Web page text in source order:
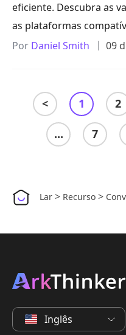
eficiente. Descubra as
as plataformas
Por Daniel Smith 09
< 1 2
... 7
Lar > Recurso >
Inglês